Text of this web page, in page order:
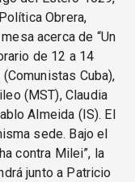
Obrera,
acerca de “Un
de 12 a 14
Cuba),
(MST), Claudia
Almeida (IS). El
sede. Bajo el
contra Milei”, la
junto a Patricio